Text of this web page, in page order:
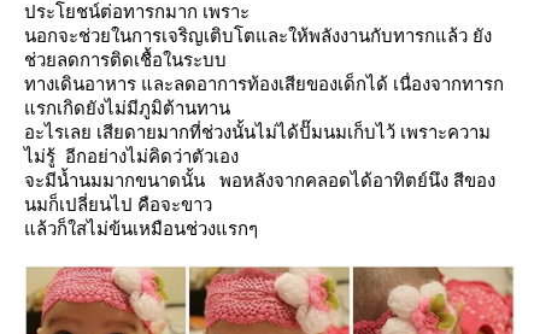
ประโยชน์ต่อทารกมาก เพราะ
นอกจะช่วยในการเจริญเติบโตและให้พลังงานกับทารกแล้ว ยัง
ช่วยลดการติดเชื้อในระบบ
ทางเดินอาหาร และลดอาการท้องเสียของเด็กได้ เนื่องจากทารก
รกเกิดยังไม่มีภูมิต้านทาน
อะไรเลย เสียดายมากที่ช่วงนั้นไม่ได้ปั๊มนมเก็บไว้ เพราะความ
ไม่รู้ อีกอย่างไม่คิดว่าตัวเอง
จะมีน้ำนมมากขนาดนั้น พอหลังจากคลอดได้อาทิตย์นึง สีของ
นมก็เปลี่ยนไป คือจะขาว
ล้วก็ใสไม่ข้นเหมือนช่วงแรกๆ